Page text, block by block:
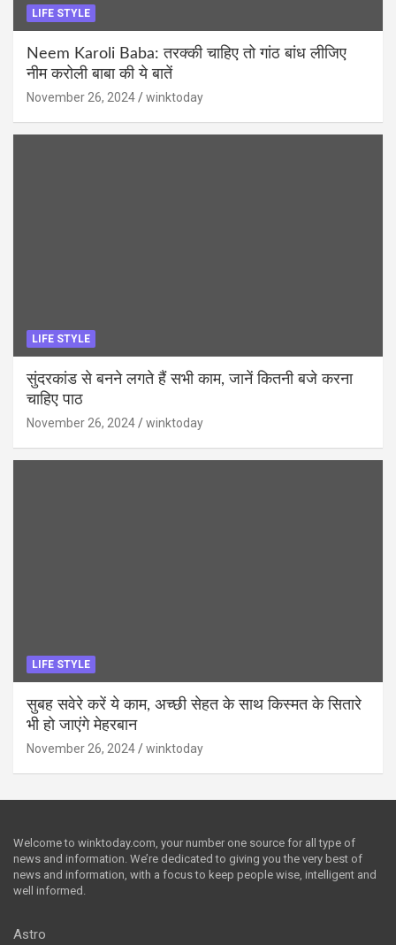
LIFE STYLE
Neem Karoli Baba: तरक्की चाहिए तो गांठ बांध लीजिए
नीम करोली बाबा की ये बातें
November 26, 2024 winktoday
LIFE STYLE
सुंदरकांड से बनने लगते हैं सभी काम, जानें कितनी बजे करना
चाहिए पाठ
November 26, 2024 winktoday
LIFE STYLE
सुबह सवेरे करें ये काम, अच्छी सेहत के साथ किस्मत के सितारे
भी हो जाएंगे मेहरबान
November 26, 2024 winktoday
Welcome to winktoday.com, your number one source for all type of
news and information. We’re dedicated to giving you the very best of
news and information, with a focus to keep people wise, intelligent and
well informed.
Astro